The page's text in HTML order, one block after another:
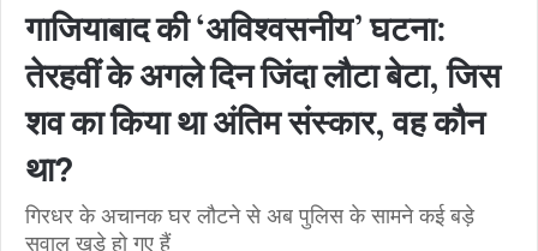
गाजियाबाद की ‘अविश्वसनीय’ घटना:
तेरहवीं के अगले दिन जिंदा लौटा बेटा, जिस
शव का किया था अंतिम संस्कार, वह कौन
था?
गिरधर के अचानक घर लौटने से अब पुलिस के सामने कई बड़े
सवाल खड़े हो गए हैं